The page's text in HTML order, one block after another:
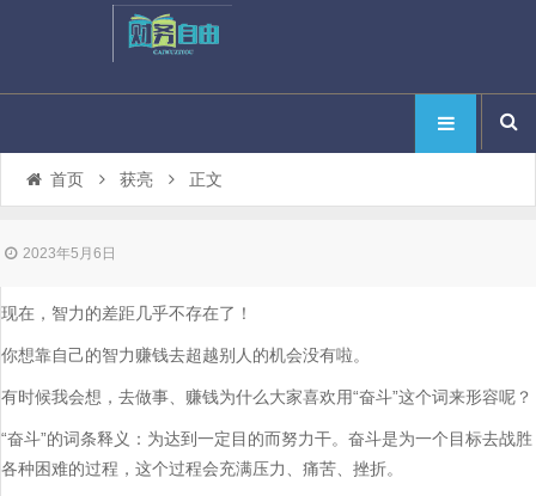
首页 获亮 正文
2023年5月6日
现在，智力的差距几乎不存在了！
你想靠自己的智力赚钱去超越别人的机会没有啦。
有时候我会想，去做事、赚钱为什么大家喜欢用“奋斗”这个词来形容呢？
“奋斗”的词条释义：为达到一定目的而努力干。奋斗是为一个目标去战胜
各种困难的过程，这个过程会充满压力、痛苦、挫折。